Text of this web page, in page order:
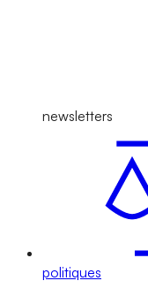
newsletters
politiques